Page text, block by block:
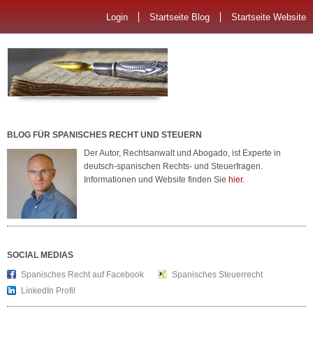
Login Startseite Blog Startseite Website
BLOG FÜR SPANISCHES RECHT UND STEUERN
Der Autor, Rechtsanwalt und Abogado, ist Experte in
deutsch-spanischen Rechts- und Steuerfragen.
Informationen und Website finden Sie hier.
SOCIAL MEDIAS
Spanisches Recht auf Facebook
Spanisches Steuerrecht
LinkedIn Profil